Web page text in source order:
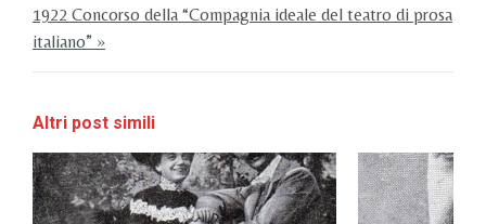
1922 Concorso della “Compagnia ideale del teatro di prosa
italiano” »
Altri post simili